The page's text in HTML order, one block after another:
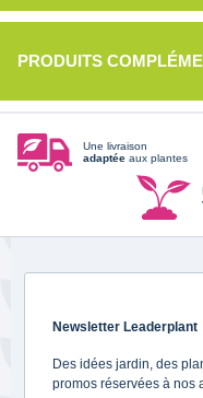
PRODUITS
Une livraison
adaptée aux plantes
Newsletter Leaderplant
Des idées jardin, des
promos réservées à nos